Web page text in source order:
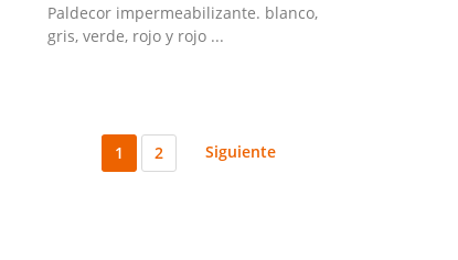
Paldecor impermeabilizante. blanco,
gris, verde, rojo y rojo ...
1 2 Siguiente